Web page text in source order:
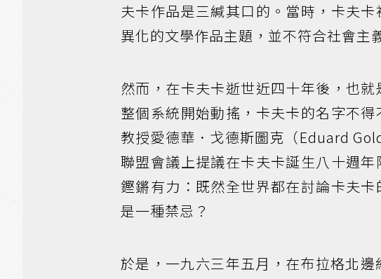
夫卡作品是三緘其口的。當時，卡夫
異化的文學作品主題，並不符合社會主
然而，在卡夫卡逝世近四十年後，也
整個系統開始動搖，卡夫卡的名字不
教授愛德華．戈德斯圖克（Eduard
聯盟會議上提議在卡夫卡誕生八十週
鏗鏘有力：既然全世界都在討論卡夫
是一種禁忌？
於是，一九六三年五月，在布拉格北